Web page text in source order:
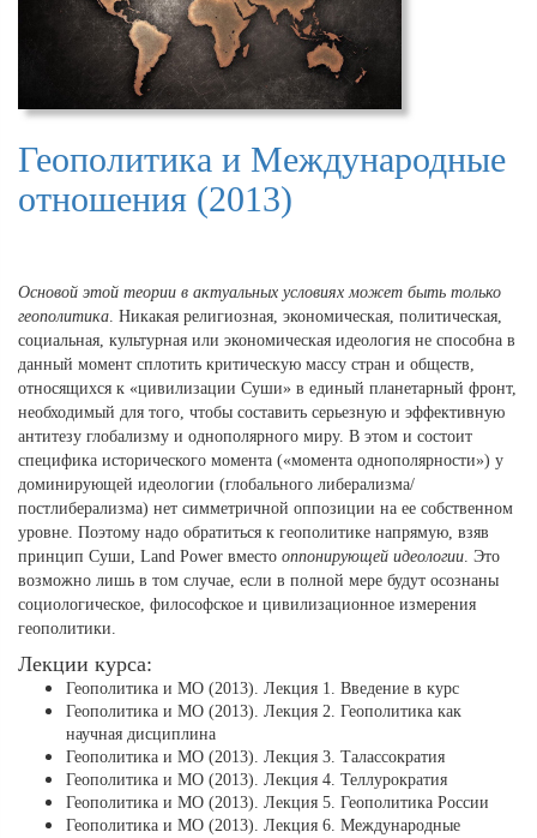
Геополитика и Международные
отношения (2013)
Основой этой теории в актуальных условиях может быть только
геополитика. Никакая религиозная, экономическая, политическая,
социальная, культурная или экономическая идеология не способна в
данный момент сплотить критическую массу стран и обществ,
относящихся к «цивилизации Суши» в единый планетарный фронт,
необходимый для того, чтобы составить серьезную и эффективную
антитезу глобализму и однополярного миру. В этом и состоит
специфика исторического момента («момента однополярности») у
доминирующей идеологии (глобального либерализма/
постлиберализма) нет симметричной оппозиции на ее собственном
уровне. Поэтому надо обратиться к геополитике напрямую, взяв
принцип Суши, Land Power вместо оппонирующей идеологии. Это
возможно лишь в том случае, если в полной мере будут осознаны
социологическое, философское и цивилизационное измерения
геополитики.
Лекции курса:
Геополитика и МО (2013). Лекция 1. Введение в курс
Геополитика и МО (2013). Лекция 2. Геополитика как
научная дисциплина
Геополитика и МО (2013). Лекция 3. Талассократия
Геополитика и МО (2013). Лекция 4. Теллурократия
Геополитика и МО (2013). Лекция 5. Геополитика России
Геополитика и МО (2013). Лекция 6. Международные